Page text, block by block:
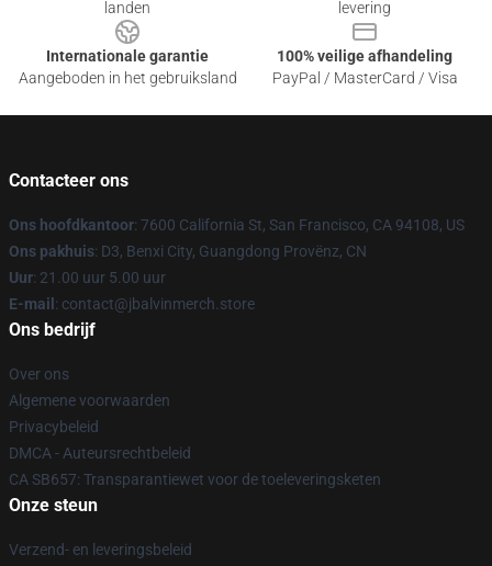
landen
levering
Internationale garantie
Aangeboden in het gebruiksland
100% veilige afhandeling
PayPal / MasterCard / Visa
Contacteer ons
Ons hoofdkantoor: 7600 California St, San Francisco, CA 94108, US
Ons pakhuis: D3, Benxi City, Guangdong Provënz, CN
Uur: 21.00 uur 5.00 uur
E-mail : contact@jbalvinmerch.store
Ons bedrijf
Over ons
Algemene voorwaarden
Privacybeleid
DMCA - Auteursrechtbeleid
CA SB657: Transparantiewet voor de toeleveringsketen
Onze steun
Verzend- en leveringsbeleid